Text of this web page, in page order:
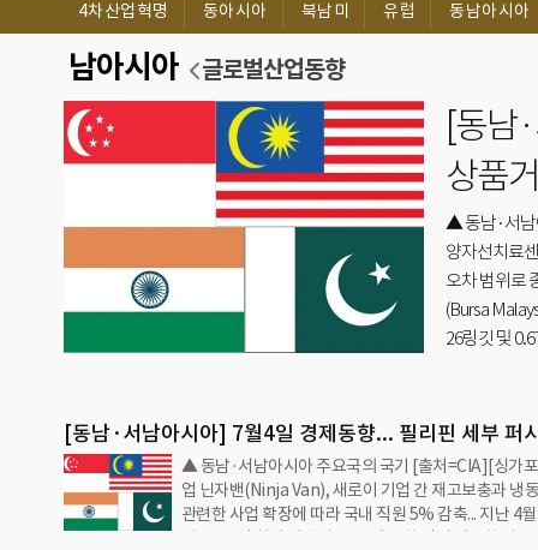
4차산업혁명 동아시아 북남미 유럽 동남아시아
남아시아 글로벌산업동향
[동남
2024
비
은 감
▲ 동남·서남
율 현재 15%
램 실시하며
서비스 및 보
공세, 항공기
[동남·서남아시아] 7월4일 경제동향... 필리핀 세부 퍼
(Cebu Pacific), 유럽의 항공기 제조업체 에어버스
와 역사상 가장 대규모의 항공기 주문 위한 양해각서
▲ 동남·서남아시아 주요국의 국기 [출처=CIA][싱가
업 닌자밴(Ninja Van), 새로이 기업 간 재고보충과 냉
관련한 사업 확장에 따라 국내 직원 5% 감축... 지난 4
팀 10% 및 현지 기술팀 20%에 속한 직원 해고한 바